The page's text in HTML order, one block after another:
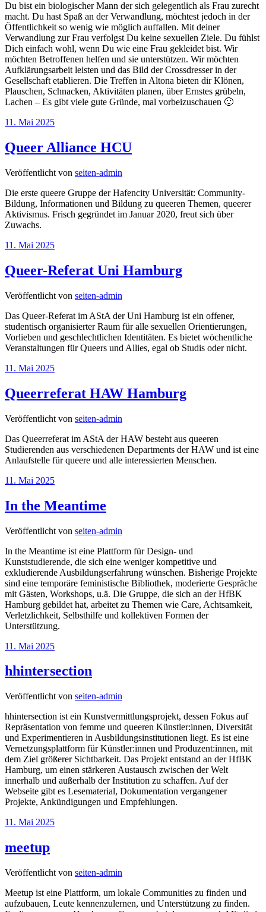
Du bist ein biologischer Mann der sich gelegentlich als Frau zurecht
macht. Du hast Spaß an der Verwandlung, möchtest jedoch in der
Öffentlichkeit so wenig wie möglich auffallen. Mit deiner
Verwandlung zur Frau verfolgst Du keine sexuellen Ziele. Du fühlst
Dich einfach wohl, wenn Du wie eine Frau gekleidet bist. Wir
möchten Betroffenen helfen und sie unterstützen. Wir möchten
Aufklärungsarbeit leisten und das Bild der Crossdresser in der
Gesellschaft etablieren. Die Treffen in Altona bieten dir Klönen,
Plauschen, Schnacken, Aktivitäten planen, über Ernstes grübeln,
Lachen – Es gibt viele gute Gründe, mal vorbeizuschauen 🙂
11. Mai 2025
Queer Alliance HCU
Veröffentlicht von seiten-admin
Die erste queere Gruppe der Hafencity Universität: Community-
Bildung, Informationen und Bildung zu queeren Themen, queerer
Aktivismus. Frisch gegründet im Januar 2020, freut sich über
Zuwachs.
11. Mai 2025
Queer-Referat Uni Hamburg
Veröffentlicht von seiten-admin
Das Queer-Referat im AStA der Uni Hamburg ist ein offener,
studentisch organisierter Raum für alle sexuellen Orientierungen,
Vorlieben und geschlechtlichen Identitäten. Es bietet wöchentliche
Veranstaltungen für Queers und Allies, egal ob Studis oder nicht.
11. Mai 2025
Queerreferat HAW Hamburg
Veröffentlicht von seiten-admin
Das Queerreferat im AStA der HAW besteht aus queeren
Studierenden aus verschiedenen Departments der HAW und ist eine
Anlaufstelle für queere und alle interessierten Menschen.
11. Mai 2025
In the Meantime
Veröffentlicht von seiten-admin
In the Meantime ist eine Plattform für Design- und
Kunststudierende, die sich eine weniger kompetitive und
exkludierende Ausbildungserfahrung wünschen. Bisherige Projekte
sind eine temporäre feministische Bibliothek, moderierte Gespräche
mit Gästen, Workshops, u.ä. Die Gruppe, die sich an der HfBK
Hamburg gebildet hat, arbeitet zu Themen wie Care, Achtsamkeit,
Verletzlichkeit, Selbsthilfe und kollektiven Formen der
Unterstützung.
11. Mai 2025
hhintersection
Veröffentlicht von seiten-admin
hhintersection ist ein Kunstvermittlungsprojekt, dessen Fokus auf
Repräsentation von femme und queeren Künstler:innen, Diversität
und Experimentieren in Ausbildungsinstitutionen liegt. Es ist eine
Vernetzungsplattform für Künstler:innen und Produzent:innen, mit
dem Ziel größerer Sichtbarkeit. Das Projekt entstand an der HfBK
Hamburg, um einen stärkeren Austausch zwischen der Welt
innerhalb und außerhalb der Institution zu schaffen. Auf der
Webseite gibt es Lesematerial, Dokumentation vergangener
Projekte, Ankündigungen und Empfehlungen.
11. Mai 2025
meetup
Veröffentlicht von seiten-admin
Meetup ist eine Plattform, um lokale Communities zu finden und
aufzubauen, Leute kennenzulernen, und Unterstützung zu finden.